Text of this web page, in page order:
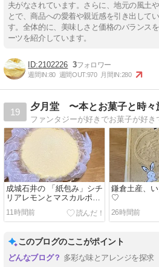
夫がなされています。さらに、地元の風土
とで、商品への愛着や親近感を引き出して
す。全体的に、美味しさと価格のバランス
ーツを紹介しています。
2102226 3
週間IN:80 週間OUT:970 月間IN:280
19
夕月堂 〜本とお菓子と時々
成城石井の 「紙包み」シチ
リアレモンとマスカルポー
ネのベイクドチーズケーキ
11時間前
鎌倉土産、
♡
26時間前
このブログのここがポイント
多彩な味とアレンジを探求